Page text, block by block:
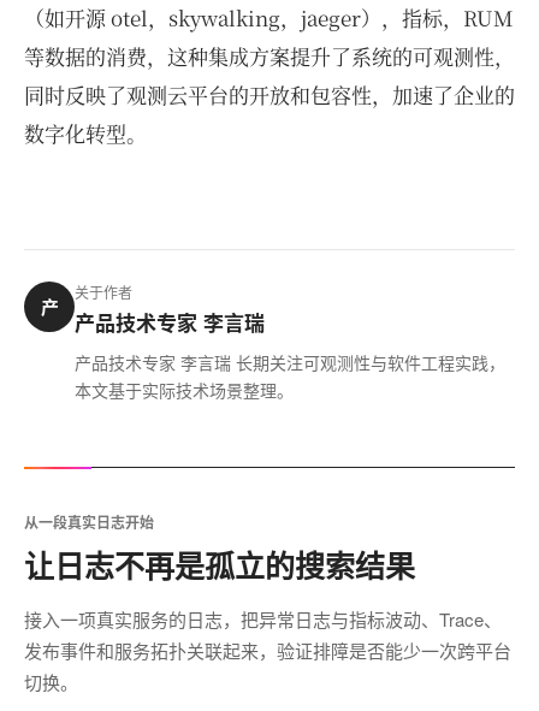
（如开源 otel，skywalking，jaeger），指标，RUM
等数据的消费，这种集成方案提升了系统的可观测性，
同时反映了观测云平台的开放和包容性，加速了企业的
数字化转型。
产
关于作者
产品技术专家 李言瑞
产品技术专家 李言瑞 长期关注可观测性与软件工程实践，
本文基于实际技术场景整理。
从一段真实日志开始
让日志不再是孤立的搜索结果
接入一项真实服务的日志，把异常日志与指标波动、Trace、
发布事件和服务拓扑关联起来，验证排障是否能少一次跨平台
切换。